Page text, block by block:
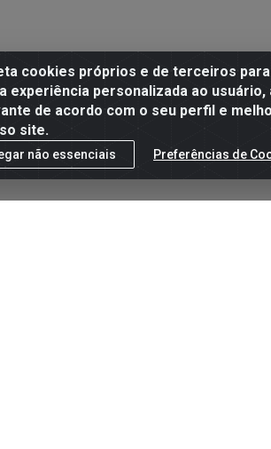
cookies próprios e de terceiros para
experiência personalizada ao
de acordo com o seu perfil e
site.
não essenciais Preferências de